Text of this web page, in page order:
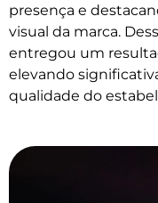
presença e
visual da marca.
entregou um
elevando
qualidade do